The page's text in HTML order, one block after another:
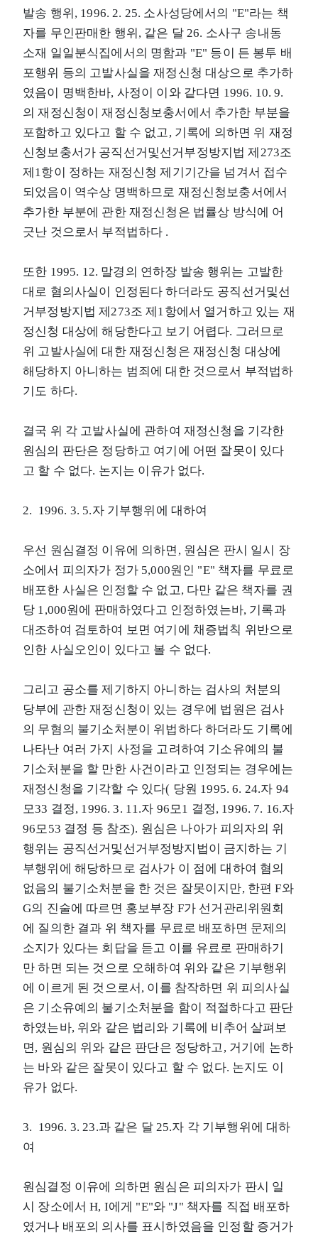
발송 행위, 1996. 2. 25. 소사성당에서의 "E"라는 책
자를 무인판매한 행위, 같은 달 26. 소사구 송내동
소재 일일분식집에서의 명함과 "E" 등이 든 봉투 배
포행위 등의 고발사실을 재정신청 대상으로 추가하
였음이 명백한바, 사정이 이와 같다면 1996. 10. 9.
의 재정신청이 재정신청보충서에서 추가한 부분을
포함하고 있다고 할 수 없고, 기록에 의하면 위 재정
신청보충서가 공직선거및선거부정방지법 제273조
제1항이 정하는 재정신청 제기기간을 넘겨서 접수
되었음이 역수상 명백하므로 재정신청보충서에서
추가한 부분에 관한 재정신청은 법률상 방식에 어
긋난 것으로서 부적법하다 .
또한 1995. 12. 말경의 연하장 발송 행위는 고발한
대로 혐의사실이 인정된다 하더라도 공직선거및선
거부정방지법 제273조 제1항에서 열거하고 있는 재
정신청 대상에 해당한다고 보기 어렵다. 그러므로
위 고발사실에 대한 재정신청은 재정신청 대상에
해당하지 아니하는 범죄에 대한 것으로서 부적법하
기도 하다.
결국 위 각 고발사실에 관하여 재정신청을 기각한
원심의 판단은 정당하고 여기에 어떤 잘못이 있다
고 할 수 없다. 논지는 이유가 없다.
2. 1996. 3. 5.자 기부행위에 대하여
우선 원심결정 이유에 의하면, 원심은 판시 일시 장
소에서 피의자가 정가 5,000원인 "E" 책자를 무료로
배포한 사실은 인정할 수 없고, 다만 같은 책자를 권
당 1,000원에 판매하였다고 인정하였는바, 기록과
대조하여 검토하여 보면 여기에 채증법칙 위반으로
인한 사실오인이 있다고 볼 수 없다.
그리고 공소를 제기하지 아니하는 검사의 처분의
당부에 관한 재정신청이 있는 경우에 법원은 검사
의 무혐의 불기소처분이 위법하다 하더라도 기록에
나타난 여러 가지 사정을 고려하여 기소유예의 불
기소처분을 할 만한 사건이라고 인정되는 경우에는
재정신청을 기각할 수 있다( 당원 1995. 6. 24.자 94
모33 결정, 1996. 3. 11.자 96모1 결정, 1996. 7. 16.자
96모53 결정 등 참조). 원심은 나아가 피의자의 위
행위는 공직선거및선거부정방지법이 금지하는 기
부행위에 해당하므로 검사가 이 점에 대하여 혐의
없음의 불기소처분을 한 것은 잘못이지만, 한편 F와
G의 진술에 따르면 홍보부장 F가 선거관리위원회
에 질의한 결과 위 책자를 무료로 배포하면 문제의
소지가 있다는 회답을 듣고 이를 유료로 판매하기
만 하면 되는 것으로 오해하여 위와 같은 기부행위
에 이르게 된 것으로서, 이를 참작하면 위 피의사실
은 기소유예의 불기소처분을 함이 적절하다고 판단
하였는바, 위와 같은 법리와 기록에 비추어 살펴보
면, 원심의 위와 같은 판단은 정당하고, 거기에 논하
는 바와 같은 잘못이 있다고 할 수 없다. 논지도 이
유가 없다.
3. 1996. 3. 23.과 같은 달 25.자 각 기부행위에 대하
여
원심결정 이유에 의하면 원심은 피의자가 판시 일
시 장소에서 H, I에게 "E"와 "J" 책자를 직접 배포하
였거나 배포의 의사를 표시하였음을 인정할 증거가